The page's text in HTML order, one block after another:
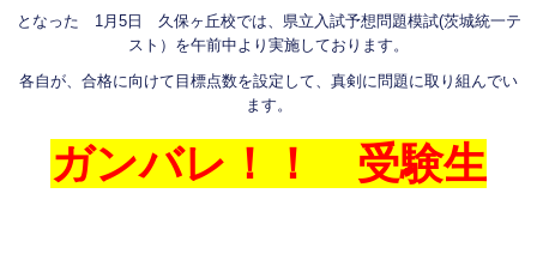
となった 1月5日 久保ヶ丘校では、県立入試予想問題模試(茨城統一テ
スト）を午前中より実施しております。
各自が、合格に向けて目標点数を設定して、真剣に問題に取り組んでい
ます。
ガンバレ！！ 受験生